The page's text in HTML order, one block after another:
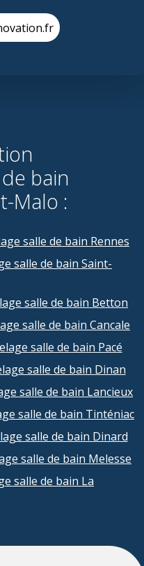
bain
Malo :
salle de bain Rennes
salle de bain Saint-
salle de bain Betton
salle de bain Cancale
salle de bain Pacé
salle de bain Dinan
salle de bain Lancieux
salle de bain Tinténiac
salle de bain Dinard
salle de bain Melesse
salle de bain La